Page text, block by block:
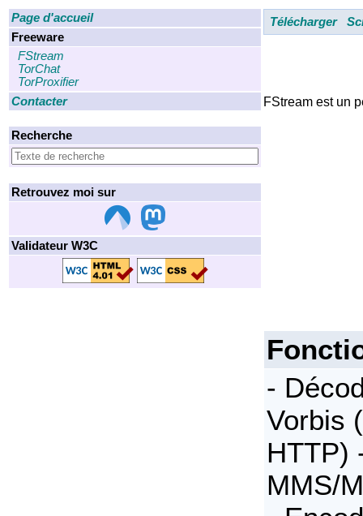
Page d'accueil
Freeware
FStream
TorChat
TorProxifier
Contacter
Recherche
Retrouvez moi sur
Validateur W3C
Télécharger
FStream est un
-
Vorbis
HTTP)
MMS/